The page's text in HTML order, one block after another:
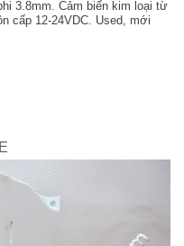
3.8mm. Cảm biến kim loại từ
cấp 12-24VDC. Used, mới